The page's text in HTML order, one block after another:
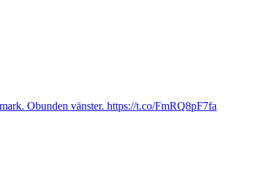
Obunden vänster. https://t.co/FmRQ8pF7fa